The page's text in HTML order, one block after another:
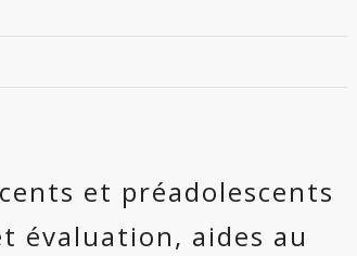
et préadolescents
évaluation, aides au